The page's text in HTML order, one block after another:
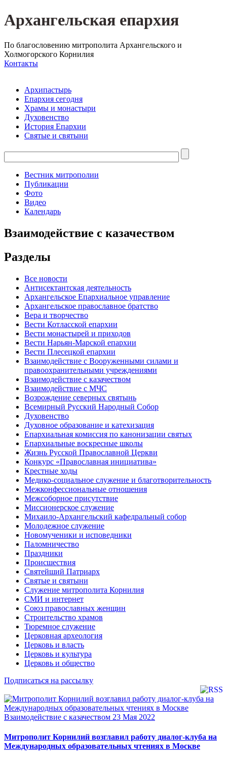
Архангельская епархия
По благословению митрополита Архангельского и
Холмогорского Корнилия
Контакты
Архипастырь
Епархия сегодня
Храмы и монастыри
Духовенство
История Епархии
Святые и святыни
Вестник митрополии
Публикации
Фото
Видео
Календарь
Взаимодействие с казачеством
Разделы
Все новости
Антисектантская деятельность
Архангельское Епархиальное управление
Архангельское православное братство
Вера и творчество
Вести Котласской епархии
Вести монастырей и приходов
Вести Нарьян-Марской епархии
Вести Плесецкой епархии
Взаимодействие с Вооруженными силами и
правоохранительными учреждениями
Взаимодействие с казачеством
Взаимодействие с МЧС
Возрождение северных святынь
Всемирный Русский Народный Собор
Духовенство
Духовное образование и катехизация
Епархиальная комиссия по канонизации святых
Епархиальные воскресные школы
Жизнь Русской Православной Церкви
Конкурс «Православная инициатива»
Крестные ходы
Медико-социальное служение и благотворительность
Межконфессиональные отношения
Межсоборное присутствие
Миссионерское служение
Михаило-Архангельский кафедральный собор
Молодежное служение
Новомученики и исповедники
Паломничество
Праздники
Происшествия
Святейший Патриарх
Святые и святыни
Служение митрополита Корнилия
СМИ и интернет
Союз православных женщин
Строительство храмов
Тюремное служение
Церковная археология
Церковь и власть
Церковь и культура
Церковь и общество
Подписаться на рассылку
Взаимодействие с казачеством 23 Мая 2022
Митрополит Корнилий возглавил работу диалог-клуба на
Международных образовательных чтениях в Москве